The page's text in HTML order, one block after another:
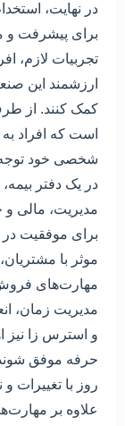
در نهایت،
برای پیشرفت و
تجربیات لازم،
ارزشمند این
کمک کنند. از
است که افراد
شخصی خود توجه
در یک دفتر
مدیریت، مالی
برای موفقیت در
موثر با
مهارت‌های فروش
مدیریت زمان،
و استرس زا نیز
حرفه موفق شوند،
روز با تغییرات
علاوه بر